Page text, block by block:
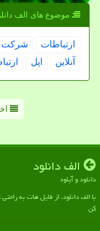
موضوع های الف
ارتباطات شركت
آنلاین
اپل
الف دانلود
دانلود و آپلود
با الف دانلود، از فایل هات به
کن